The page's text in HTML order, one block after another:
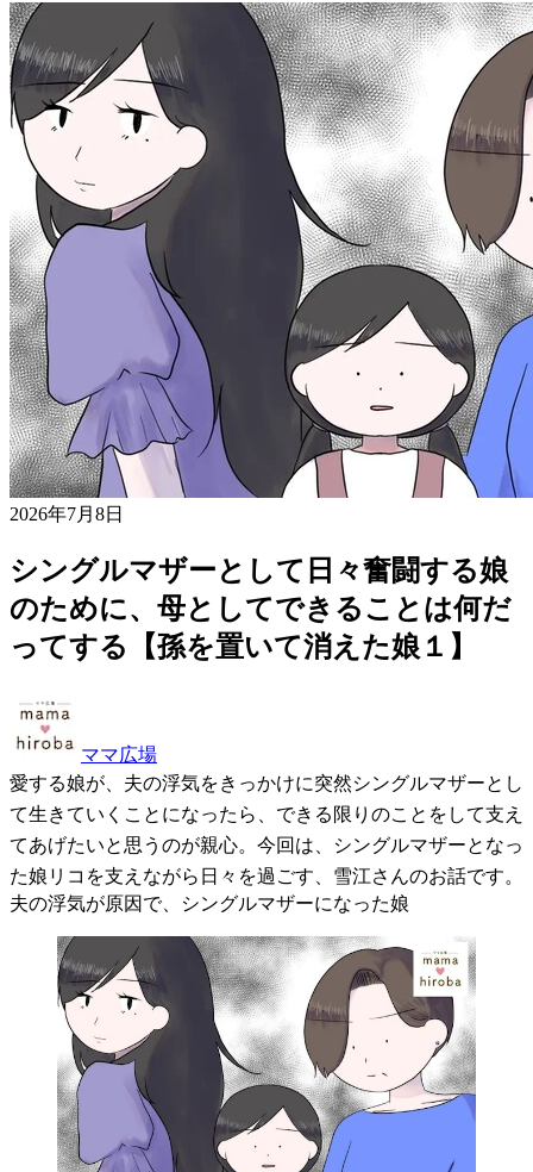
2026年7月8日
シングルマザーとして日々奮闘する娘
のために、母としてできることは何だ
ってする【孫を置いて消えた娘１】
ママ広場
愛する娘が、夫の浮気をきっかけに突然シングルマザーとし
て生きていくことになったら、できる限りのことをして支え
てあげたいと思うのが親心。今回は、シングルマザーとなっ
た娘リコを支えながら日々を過ごす、雪江さんのお話です。
夫の浮気が原因で、シングルマザーになった娘